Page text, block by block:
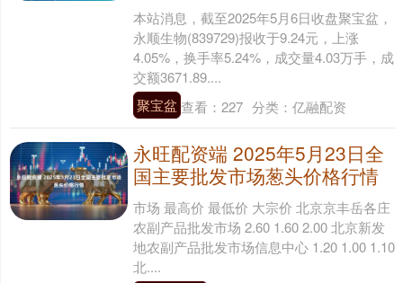
本站消息，截至2025年5月6日收盘聚宝盆，
永顺生物(839729)报收于9.24元，上涨
4.05%，换手率5.24%，成交量4.03万手，成
交额3671.89....
聚宝盆 查看： 227 分类： 亿融配资
永旺配资端 2025年5月23日全
国主要批发市场葱头价格行情
市场 最高价 最低价 大宗价 北京京丰岳各庄
农副产品批发市场 2.60 1.60 2.00 北京新发
地农副产品批发市场信息中心 1.20 1.00 1.10
北....